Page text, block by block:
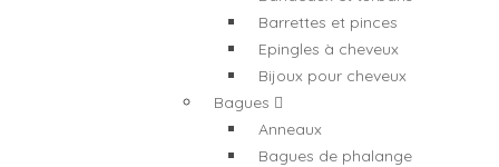
Barrettes et pinces
Epingles à cheveux
Bijoux pour cheveux
Bagues
Anneaux
Bagues de phalange